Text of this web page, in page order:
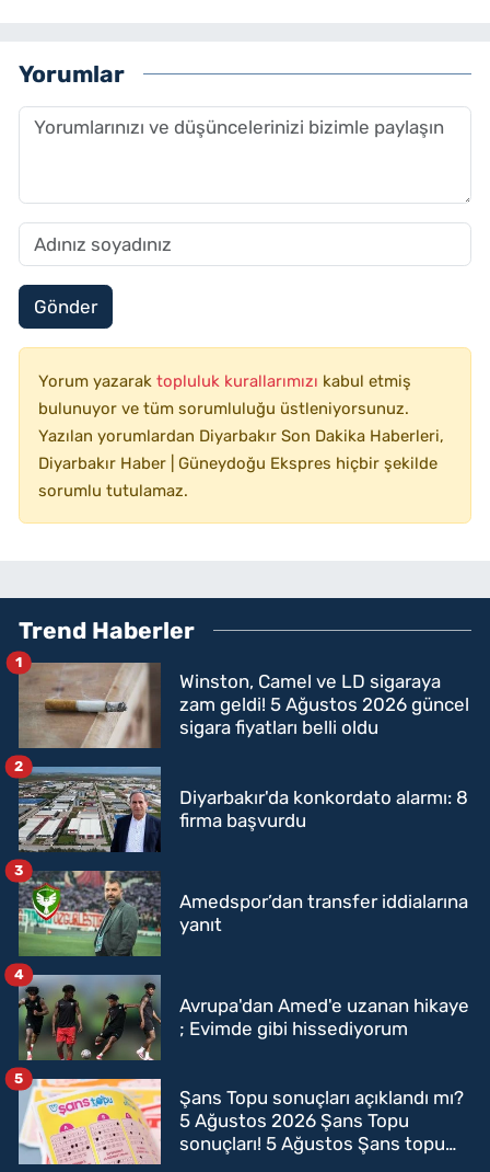
Yorumlar
Gönder
Yorum yazarak topluluk kurallarımızı kabul etmiş
bulunuyor ve tüm sorumluluğu üstleniyorsunuz.
Yazılan yorumlardan Diyarbakır Son Dakika Haberleri,
Diyarbakır Haber | Güneydoğu Ekspres hiçbir şekilde
sorumlu tutulamaz.
Trend Haberler
Winston, Camel ve LD sigaraya
zam geldi! 5 Ağustos 2026 güncel
sigara fiyatları belli oldu
1
Diyarbakır'da konkordato alarmı: 8
firma başvurdu
2
Amedspor’dan transfer iddialarına
yanıt
3
Avrupa'dan Amed'e uzanan hikaye
; Evimde gibi hissediyorum
4
Şans Topu sonuçları açıklandı mı?
5 Ağustos 2026 Şans Topu
sonuçları! 5 Ağustos Şans topu
5